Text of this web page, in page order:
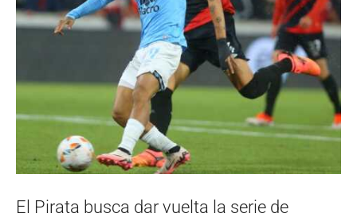
El Pirata busca dar vuelta la serie de